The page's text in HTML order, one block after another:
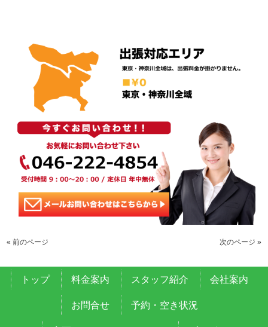
« 前のページ 次のページ »
トップ 料金案内 スタッフ紹介 会社案内
お問合せ 予約・空き状況